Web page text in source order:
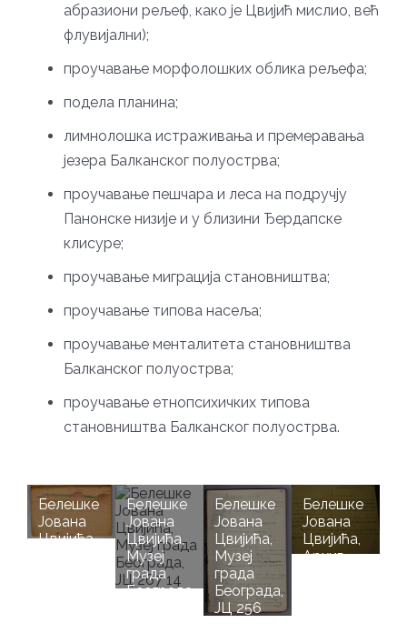
абразиони рељеф, како је Цвијић мислио, већ
флувијални);
проучавање морфолошких облика рељефа;
подела планина;
лимнолошка истраживања и премеравања
језера Балканског полуострва;
проучавање пешчара и леса на подручју
Панонске низије и у близини Ђердапске
клисуре;
проучавање миграција становништва;
проучавање типова насеља;
проучавање менталитета становништва
Балканског полуострва;
проучавање етнопсихичких типова
становништва Балканског полуострва.
Белешке
Јована
Цвијића,
Белешке
Јована
Цвијића,
Музеј
града
Београда,
Белешке
Јована
Цвијића,
Музеј
града
Београда,
ЈЦ 256
Белешке
Јована
Цвијића,
Архив